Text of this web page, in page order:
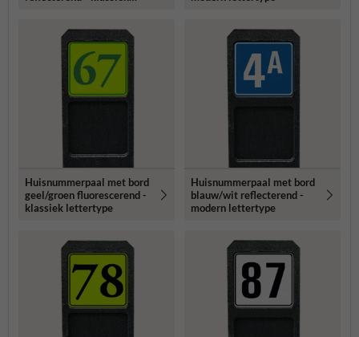
Huisnummerpaal met bord
geel/groen fluorescerend -
klassiek lettertype
Huisnummerpaal met bord
blauw/wit reflecterend -
modern lettertype